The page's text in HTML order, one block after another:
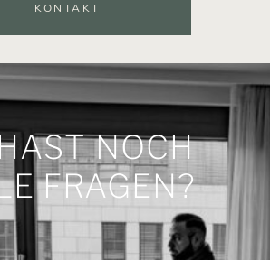
KONTAKT
NOCH
FRAGEN?